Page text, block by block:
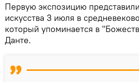
Первую экспозицию
искусства 3 июля в
который упоминается в
Данте.